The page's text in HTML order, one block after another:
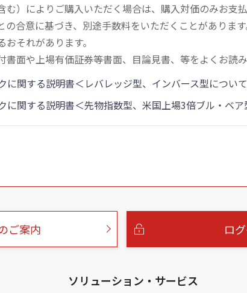
む）によりご購入いただく場合は、購入対価のみお支
の合意に基づき、別途手数料をいただくことがありま
それがあります。
書面や上場有価証券等書面、目論見書、等をよくお読み
に関する説明書＜レバレッジ型、インバース型につい
に関する説明書＜先物指数型、米国上場3倍ブル・ベア
ご案内 ロ
ソリューション・サービス